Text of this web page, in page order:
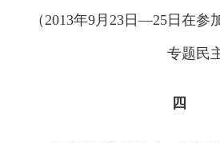
（2013年9月23日—25日在参
专题民
四